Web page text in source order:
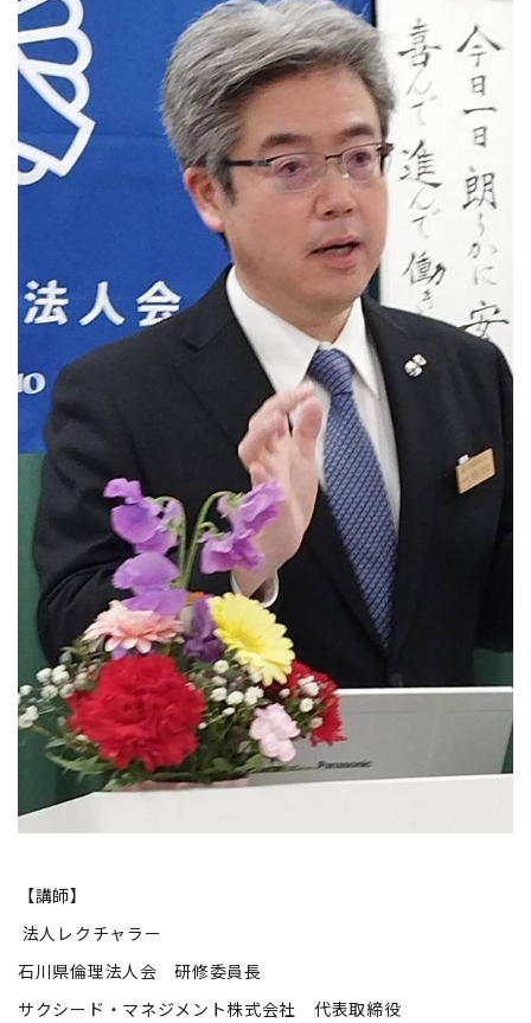
【講師】
法人レクチャラー
石川県倫理法人会 研修委員長
サクシード・マネジメント株式会社 代表取締役